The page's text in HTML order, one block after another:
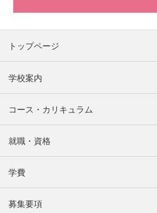
トップページ
学校案内
コース・カリキュラム
就職・資格
学費
募集要項